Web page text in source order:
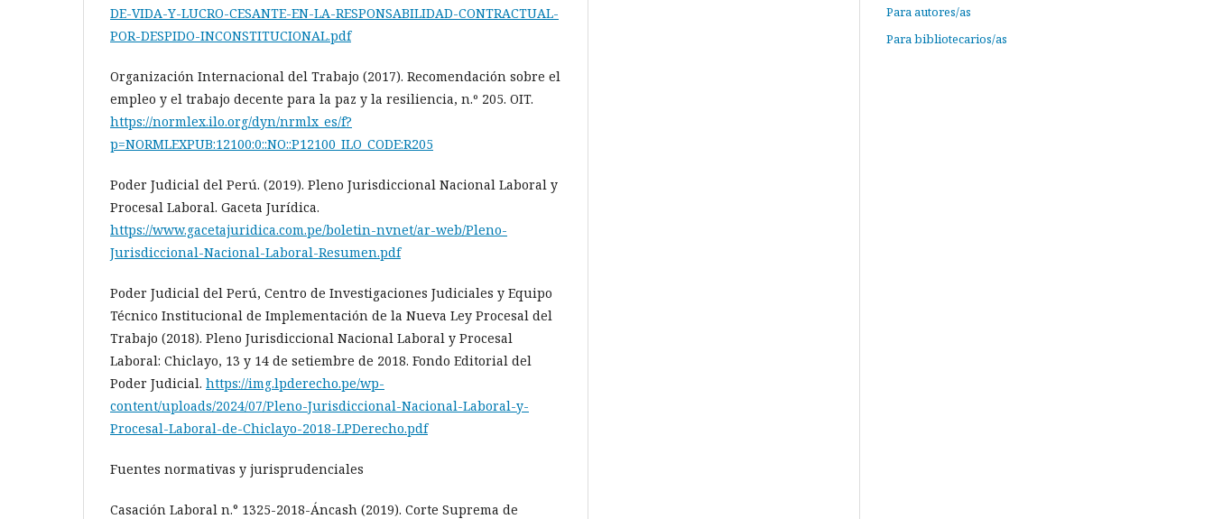
DE-VIDA-Y-LUCRO-CESANTE-EN-LA-RESPONSABILIDAD-CONTRACTUAL-
POR-DESPIDO-INCONSTITUCIONAL.pdf
Organización Internacional del Trabajo (2017). Recomendación sobre el
empleo y el trabajo decente para la paz y la resiliencia, n.º 205. OIT.
https://normlex.ilo.org/dyn/nrmlx_es/f?
p=NORMLEXPUB:12100:0::NO::P12100_ILO_CODE:R205
Poder Judicial del Perú. (2019). Pleno Jurisdiccional Nacional Laboral y
Procesal Laboral. Gaceta Jurídica.
https://www.gacetajuridica.com.pe/boletin-nvnet/ar-web/Pleno-
Jurisdiccional-Nacional-Laboral-Resumen.pdf
Poder Judicial del Perú, Centro de Investigaciones Judiciales y Equipo
Técnico Institucional de Implementación de la Nueva Ley Procesal del
Trabajo (2018). Pleno Jurisdiccional Nacional Laboral y Procesal
Laboral: Chiclayo, 13 y 14 de setiembre de 2018. Fondo Editorial del
Poder Judicial. https://img.lpderecho.pe/wp-
content/uploads/2024/07/Pleno-Jurisdiccional-Nacional-Laboral-y-
Procesal-Laboral-de-Chiclayo-2018-LPDerecho.pdf
Fuentes normativas y jurisprudenciales
Casación Laboral n.° 1325-2018-Áncash (2019). Corte Suprema de
Para autores/as
Para bibliotecarios/as